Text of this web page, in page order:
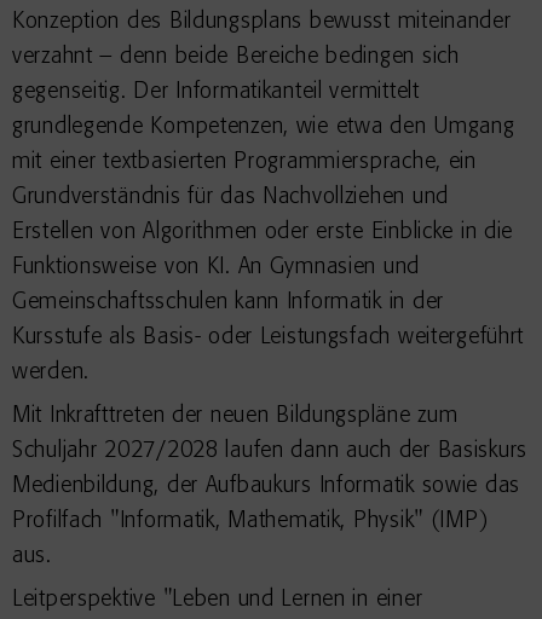
Konzeption des Bildungsplans bewusst miteinander
verzahnt – denn beide Bereiche bedingen sich
gegenseitig. Der Informatikanteil vermittelt
grundlegende Kompetenzen, wie etwa den Umgang
mit einer textbasierten Programmiersprache, ein
Grundverständnis für das Nachvollziehen und
Erstellen von Algorithmen oder erste Einblicke in die
Funktionsweise von KI. An Gymnasien und
Gemeinschaftsschulen kann Informatik in der
Kursstufe als Basis- oder Leistungsfach weitergeführt
werden.
Mit Inkrafttreten der neuen Bildungspläne zum
Schuljahr 2027/2028 laufen dann auch der Basiskurs
Medienbildung, der Aufbaukurs Informatik sowie das
Profilfach "Informatik, Mathematik, Physik" (IMP)
aus.
Leitperspektive "Leben und Lernen in einer